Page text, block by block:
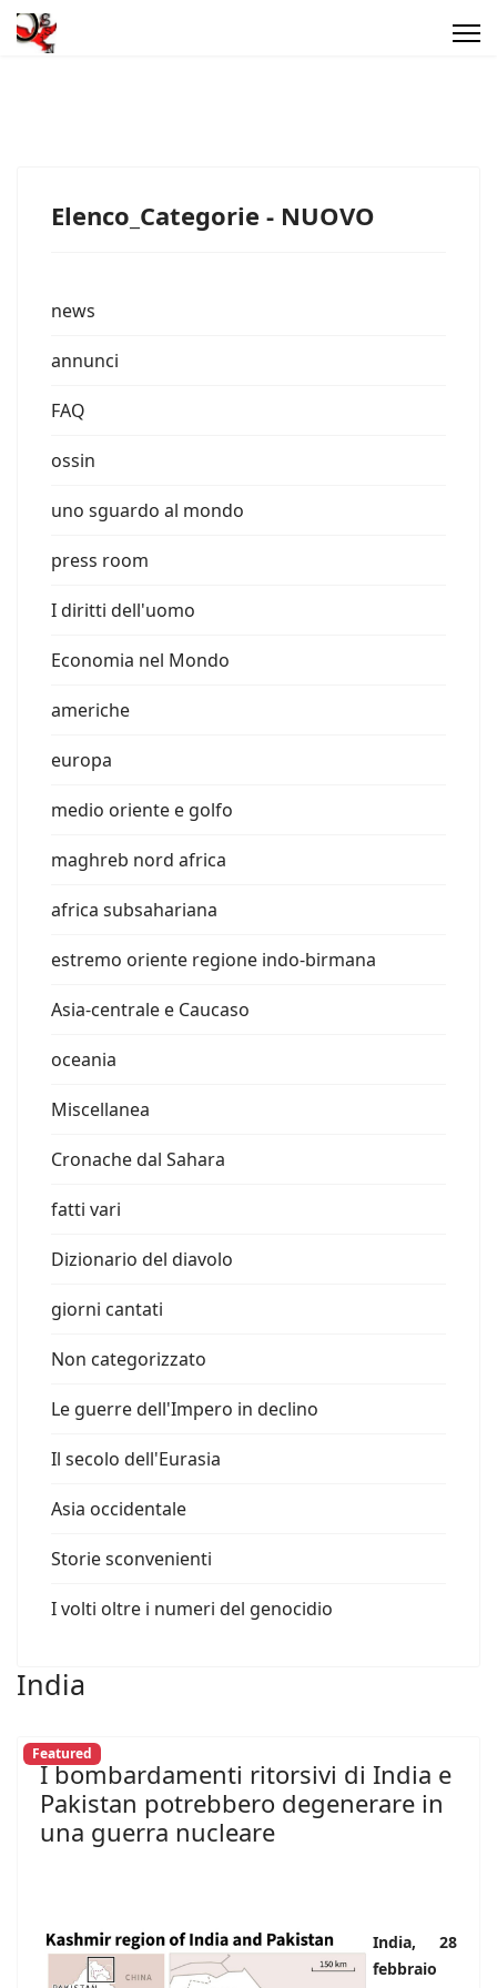
Elenco_Categorie - NUOVO
news
annunci
FAQ
ossin
uno sguardo al mondo
press room
I diritti dell'uomo
Economia nel Mondo
americhe
europa
medio oriente e golfo
maghreb nord africa
africa subsahariana
estremo oriente regione indo-birmana
Asia-centrale e Caucaso
oceania
Miscellanea
Cronache dal Sahara
fatti vari
Dizionario del diavolo
giorni cantati
Non categorizzato
Le guerre dell'Impero in declino
Il secolo dell'Eurasia
Asia occidentale
Storie sconvenienti
I volti oltre i numeri del genocidio
India
Featured
I bombardamenti ritorsivi di India e
Pakistan potrebbero degenerare in
una guerra nucleare
India, 28
febbraio